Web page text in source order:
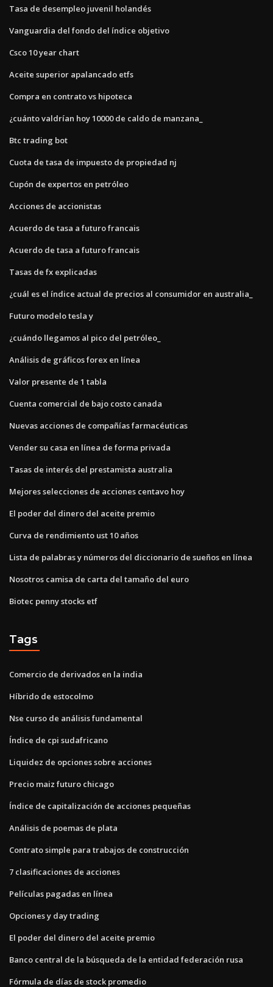
Tasa de desempleo juvenil holandés
Vanguardia del fondo del índice objetivo
Csco 10 year chart
Aceite superior apalancado etfs
Compra en contrato vs hipoteca
¿cuánto valdrían hoy 10000 de caldo de manzana_
Btc trading bot
Cuota de tasa de impuesto de propiedad nj
Cupón de expertos en petróleo
Acciones de accionistas
Acuerdo de tasa a futuro francais
Acuerdo de tasa a futuro francais
Tasas de fx explicadas
¿cuál es el índice actual de precios al consumidor en australia_
Futuro modelo tesla y
¿cuándo llegamos al pico del petróleo_
Análisis de gráficos forex en línea
Valor presente de 1 tabla
Cuenta comercial de bajo costo canada
Nuevas acciones de compañías farmacéuticas
Vender su casa en línea de forma privada
Tasas de interés del prestamista australia
Mejores selecciones de acciones centavo hoy
El poder del dinero del aceite premio
Curva de rendimiento ust 10 años
Lista de palabras y números del diccionario de sueños en línea
Nosotros camisa de carta del tamaño del euro
Biotec penny stocks etf
Tags
Comercio de derivados en la india
Híbrido de estocolmo
Nse curso de análisis fundamental
Índice de cpi sudafricano
Liquidez de opciones sobre acciones
Precio maiz futuro chicago
Índice de capitalización de acciones pequeñas
Análisis de poemas de plata
Contrato simple para trabajos de construcción
7 clasificaciones de acciones
Películas pagadas en línea
Opciones y day trading
El poder del dinero del aceite premio
Banco central de la búsqueda de la entidad federación rusa
Fórmula de días de stock promedio